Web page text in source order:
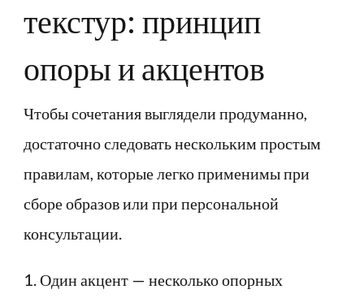
текстур: принцип
опоры и акцентов
Чтобы сочетания выглядели продуманно,
достаточно следовать нескольким простым
правилам, которые легко применимы при
сборе образов или при персональной
консультации.
1. Один акцент — несколько опорных